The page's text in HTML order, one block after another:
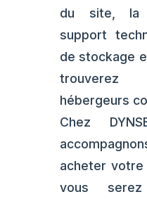
du site, la
support
de stockage
hébergeurs
Chez
acheter votre
vous